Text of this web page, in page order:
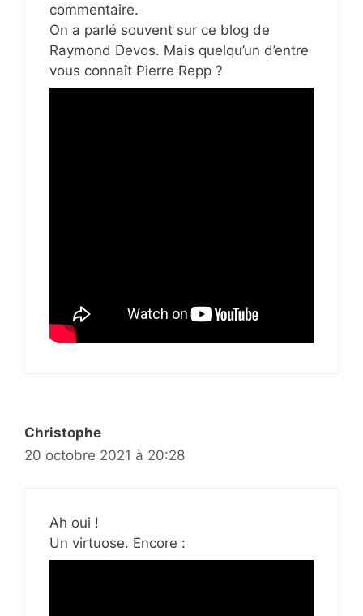
commentaire.
On a parlé souvent sur ce blog de
Raymond Devos. Mais quelqu’un d’entre
vous connaît Pierre Repp ?
Christophe
20 octobre 2021 à 20:28
Ah oui !
Un virtuose. Encore :